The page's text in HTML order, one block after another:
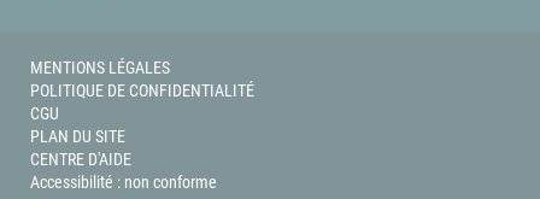
MENTIONS LÉGALES
POLITIQUE DE CONFIDENTIALITÉ
CGU
PLAN DU SITE
CENTRE D'AIDE
Accessibilité : non conforme